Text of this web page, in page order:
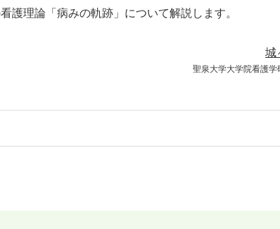
護理論「病みの軌跡」について解説します。
城
聖泉大学大学院看護学